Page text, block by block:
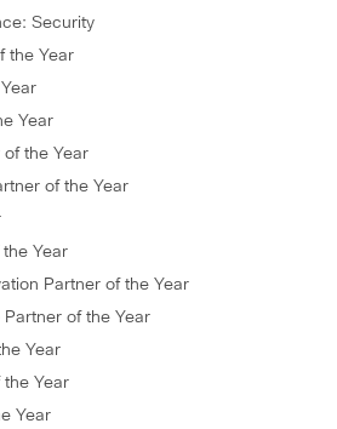
Security
the Year
Year
the Year
of the Year
Year
Partner of the Year
of the Year
Year
the Year
Year